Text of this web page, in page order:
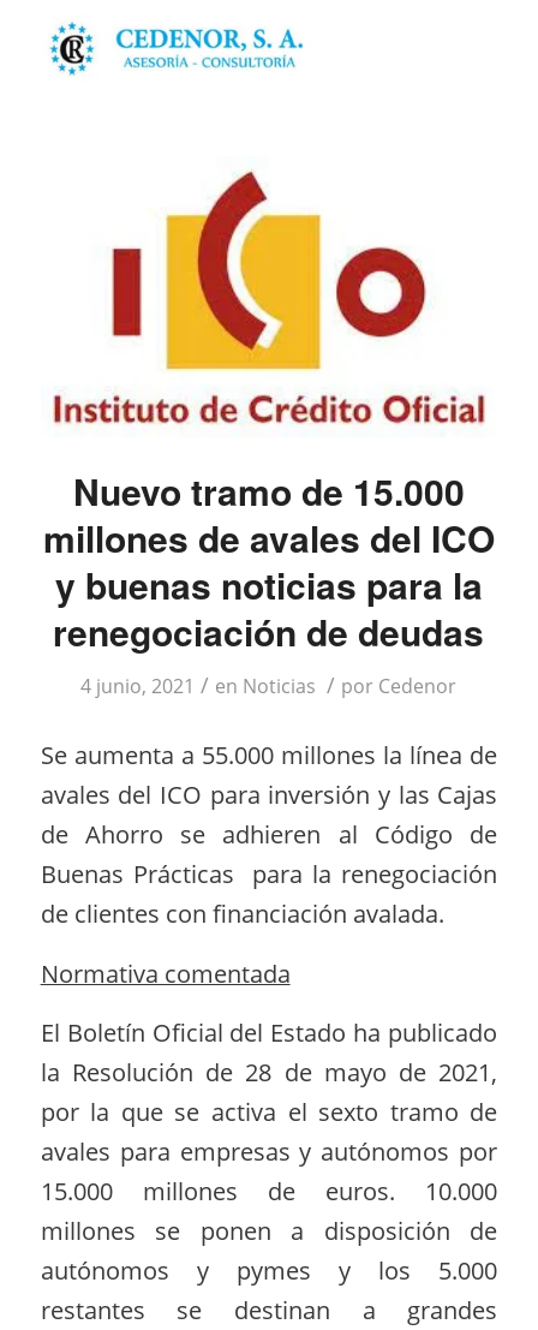
Nuevo tramo de 15.000
millones de avales del ICO
y buenas noticias para la
renegociación de deudas
4 junio, 2021 / en Noticias / por Cedenor
Se aumenta a 55.000 millones la línea de
avales del ICO para inversión y las Cajas
de Ahorro se adhieren al Código de
Buenas Prácticas para la renegociación
de clientes con financiación avalada.
Normativa comentada
El Boletín Oficial del Estado ha publicado
la Resolución de 28 de mayo de 2021,
por la que se activa el sexto tramo de
avales para empresas y autónomos por
15.000 millones de euros. 10.000
millones se ponen a disposición de
autónomos y pymes y los 5.000
restantes se destinan a grandes